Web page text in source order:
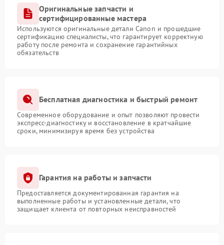
Оригинальные запчасти и
сертифицированные мастера
Используются оригинальные детали Canon и прошедшие
сертификацию специалисты, что гарантирует корректную
работу после ремонта и сохранение гарантийных
обязательств
Бесплатная диагностика и быстрый ремонт
Современное оборудование и опыт позволяют провести
экспресс-диагностику и восстановление в кратчайшие
сроки, минимизируя время без устройства
Гарантия на работы и запчасти
Предоставляется документированная гарантия на
выполненные работы и установленные детали, что
защищает клиента от повторных неисправностей